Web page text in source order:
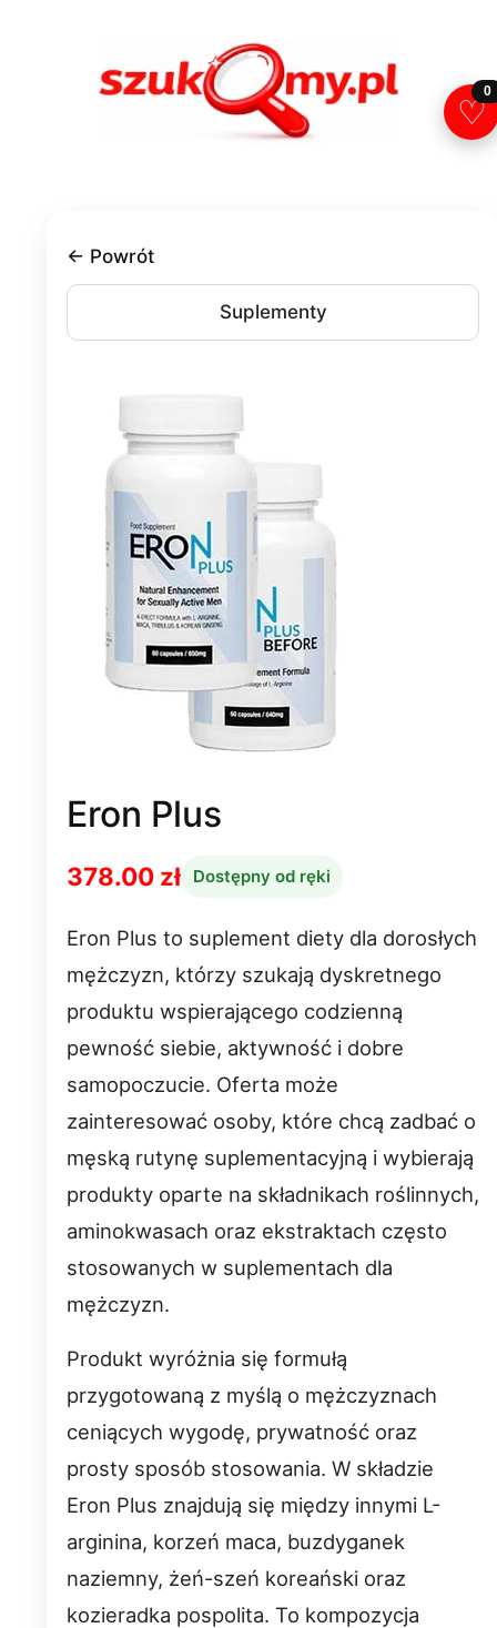
← Powrót
Suplementy
Eron Plus
378.00 zł Dostępny od ręki
Eron Plus to suplement diety dla dorosłych
mężczyzn, którzy szukają dyskretnego
produktu wspierającego codzienną
pewność siebie, aktywność i dobre
samopoczucie. Oferta może
zainteresować osoby, które chcą zadbać o
męską rutynę suplementacyjną i wybierają
produkty oparte na składnikach roślinnych,
aminokwasach oraz ekstraktach często
stosowanych w suplementach dla
mężczyzn.
Produkt wyróżnia się formułą
przygotowaną z myślą o mężczyznach
ceniących wygodę, prywatność oraz
prosty sposób stosowania. W składzie
Eron Plus znajdują się między innymi L-
arginina, korzeń maca, buzdyganek
naziemny, żeń-szeń koreański oraz
kozieradka pospolita. To kompozycja
♡
0